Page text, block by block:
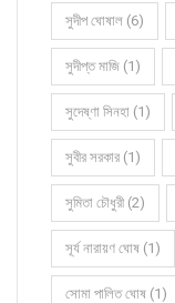
সুদীপ ঘোষাল (6)
সুদীপ্ত মাজি (1)
সুদেষ্ণা সিনহা (1)
সুবীর সরকার (1)
সুমিতা চৌধুরী (2)
সূর্য নারায়ণ ঘোষ (1)
সোমা পালিত ঘোষ (1)